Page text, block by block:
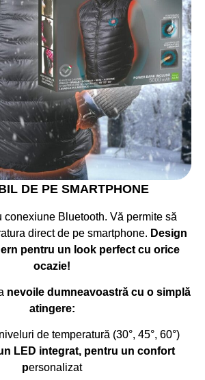
DE PE SMARTPHONE
conexiune Bluetooth. Vă permite să
direct de pe smartphone. Design
pentru un look perfect cu orice
ocazie!
nevoile dumneavoastră cu o simplă
atingere:
de temperatură (30°, 45°, 60°)
LED integrat, pentru un confort
personalizat